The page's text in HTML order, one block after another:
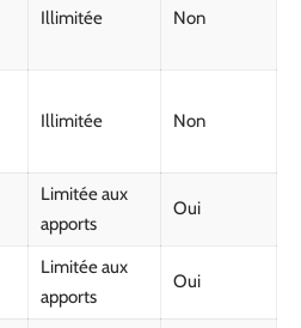
Illimitée Non
Illimitée Non
Limitée aux
apports
Oui
Limitée aux
apports
Oui